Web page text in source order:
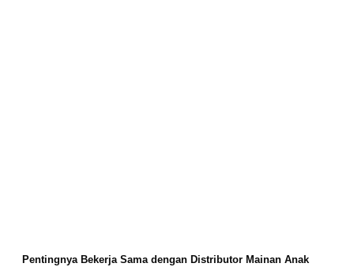
Pentingnya Bekerja Sama dengan Distributor Mainan Anak